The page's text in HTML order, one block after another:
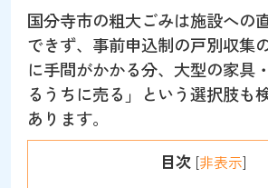
国分寺市の粗大ごみは施設への
できず、事前申込制の戸別収集
に手間がかかる分、大型の家具
るうちに売る」という選択肢も
あります。
目次 [非表示]